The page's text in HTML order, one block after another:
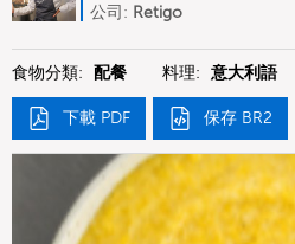
公司: Retigo
食物分類: 配餐 料理: 意大利語
下載 PDF 保存 BR2